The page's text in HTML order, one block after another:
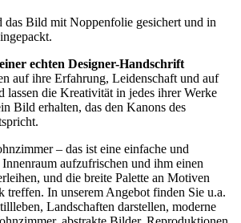
das Bild mit Noppenfolie gesichert und in
echten Designer-Handschrift
auf ihre Erfahrung, Leidenschaft und auf
lassen die Kreativität in jedes ihrer Werke
Bild erhalten, das den Kanons des
– das ist eine einfache und
aufzufrischen und ihm einen
und die breite Palette an Motiven
treffen. In unserem Angebot finden Sie u.a.
Landschaften darstellen, moderne